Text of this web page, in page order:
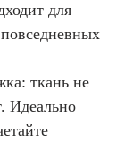
для
ткань не
Идеально